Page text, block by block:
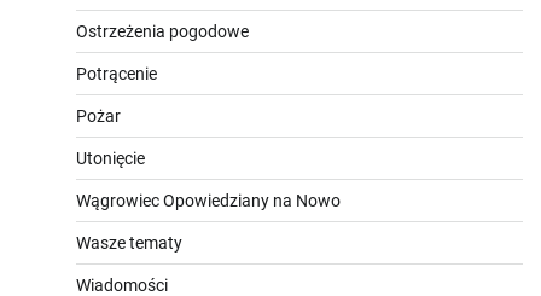
Ostrzeżenia pogodowe
Potrącenie
Pożar
Utonięcie
Wągrowiec Opowiedziany na Nowo
Wasze tematy
Wiadomości